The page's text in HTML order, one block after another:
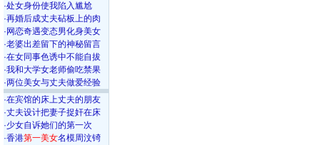
·处女身份使我陷入尴尬
·再婚后成丈夫砧板上的肉
· 网恋奇遇变态男化身美女
·老婆出差留下的神秘留言
·在女同事色诱中不能自拔
·我和大学女老师偷吃禁果
·两位美女与丈夫做爱经验
·在宾馆的床上丈夫的朋友
·丈夫设计把妻子捉奸在床
·少女自诉她们的第一次
·香港第一美女名模周汶锜